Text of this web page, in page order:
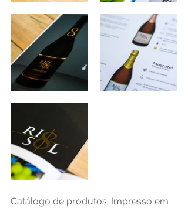
Catálogo de produtos. Impresso em